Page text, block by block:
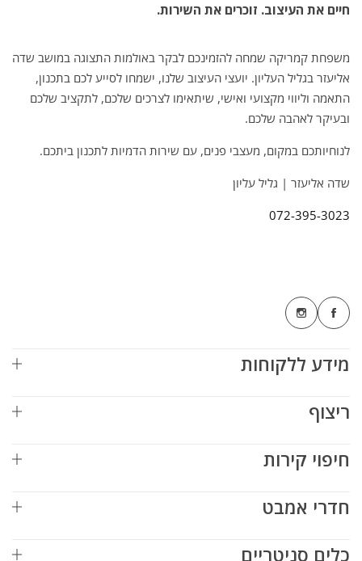
חיים את העיצוב. זוכרים את השירות.
משפחת קמריקה שמחה להזמינכם לבקר באולמות התצוגה במושב שדה
אליעזר בגליל העליון. יועצי העיצוב שלנו, ישמחו לסייע לכם בתכנון,
התאמה וליווי מקצועי ואישי, שיתאימו לצרכים שלכם, לתקציב שלכם
ובעיקר לאהבה שלכם.
לנוחיותכם במקום, מעצבי פנים, עם שירות הדמיות לתכנון ביתכם.
שדה אליעזר | גליל עליון
072-395-3023
מידע ללקוחות
ריצוף
חיפוי קירות
חדרי אמבט
כלים סניטריים